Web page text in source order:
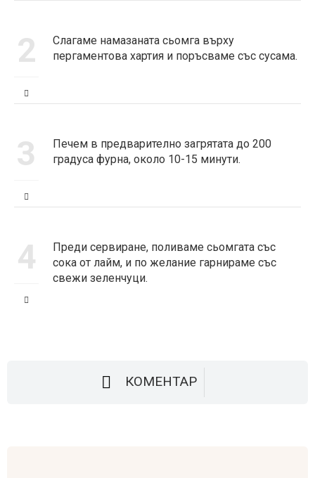
2
Слагаме намазаната сьомга върху
пергаментова хартия и поръсваме със сусама.
3
Печем в предварително загрятата до 200
градуса фурна, около 10-15 минути.
4
Преди сервиране, поливаме сьомгата със
сока от лайм, и по желание гарнираме със
свежи зеленчуци.
КОМЕНТАР